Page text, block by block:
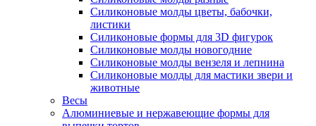
Силиконовые молды цветы, бабочки,
листики
Силиконовые формы для 3D фигурок
Силиконовые молды новогодние
Силиконовые молды вензеля и лепнина
Силиконовые молды для мастики звери и
животные
Весы
Алюминиевые и нержавеющие формы для